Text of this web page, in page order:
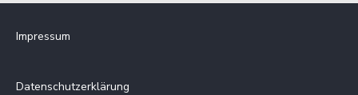
Impressum
Datenschutzerklärung